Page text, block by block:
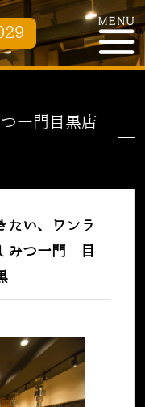
一門目黒店
たい、ワンラ
みつ一門 目